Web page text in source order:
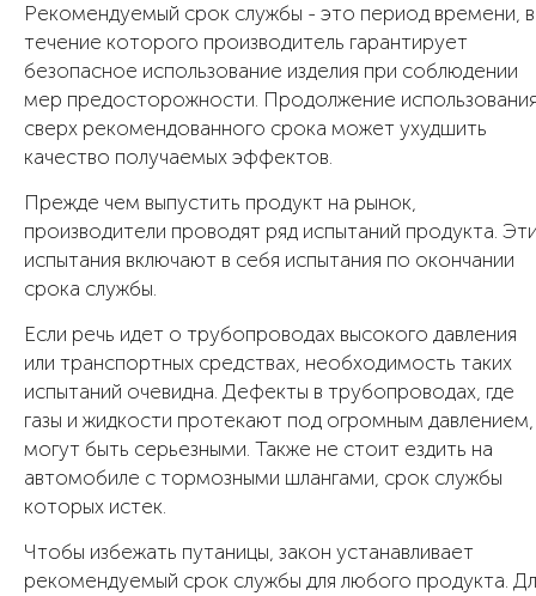
Рекомендуемый срок службы - это период времени, в
течение которого производитель гарантирует
безопасное использование изделия при соблюдении
мер предосторожности. Продолжение
сверх рекомендованного срока может ухудшить
качество получаемых эффектов.
Прежде чем выпустить продукт на рынок,
производители проводят ряд испытаний продукта.
испытания включают в себя испытания по окончании
срока службы.
Если речь идет о трубопроводах высокого давления
или транспортных средствах, необходимость таких
испытаний очевидна. Дефекты в трубопроводах, где
газы и жидкости протекают под огромным давлением,
могут быть серьезными. Также не стоит ездить на
автомобиле с тормозными шлангами, срок службы
которых истек.
Чтобы избежать путаницы, закон устанавливает
рекомендуемый срок службы для любого продукта.